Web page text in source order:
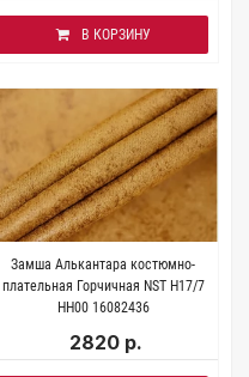
В КОРЗИНУ
Замша Алькантара костюмно-
плательная Горчичная NST H17/7
НН00 16082436
2820 р.